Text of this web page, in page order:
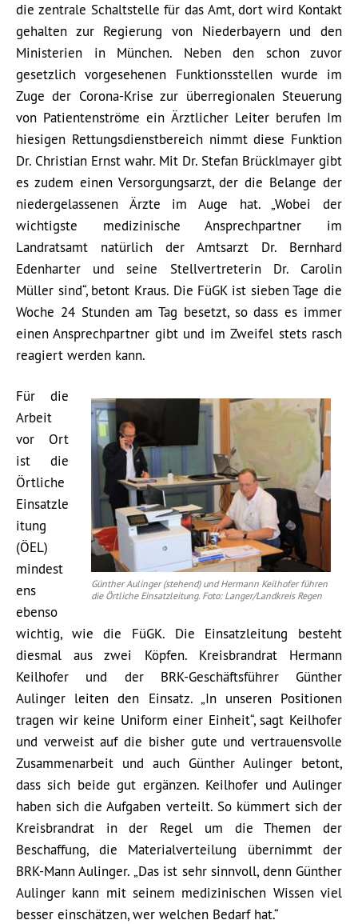
die zentrale Schaltstelle für das Amt, dort wird Kontakt
gehalten zur Regierung von Niederbayern und den
Ministerien in München. Neben den schon zuvor
gesetzlich vorgesehenen Funktionsstellen wurde im
Zuge der Corona-Krise zur überregionalen Steuerung
von Patientenströme ein Ärztlicher Leiter berufen Im
hiesigen Rettungsdienstbereich nimmt diese Funktion
Dr. Christian Ernst wahr. Mit Dr. Stefan Brücklmayer gibt
es zudem einen Versorgungsarzt, der die Belange der
niedergelassenen Ärzte im Auge hat. „Wobei der
wichtigste medizinische Ansprechpartner im
Landratsamt natürlich der Amtsarzt Dr. Bernhard
Edenharter und seine Stellvertreterin Dr. Carolin
Müller sind“, betont Kraus. Die FüGK ist sieben Tage die
Woche 24 Stunden am Tag besetzt, so dass es immer
einen Ansprechpartner gibt und im Zweifel stets rasch
reagiert werden kann.
Günther Aulinger (stehend) und Hermann Keilhofer führen
die Örtliche Einsatzleitung. Foto: Langer/Landkreis Regen
Für die
Arbeit
vor Ort
ist die
Örtliche
Einsatzle
itung
(ÖEL)
mindest
ens
ebenso
wichtig, wie die FüGK. Die Einsatzleitung besteht
diesmal aus zwei Köpfen. Kreisbrandrat Hermann
Keilhofer und der BRK-Geschäftsführer Günther
Aulinger leiten den Einsatz. „In unseren Positionen
tragen wir keine Uniform einer Einheit“, sagt Keilhofer
und verweist auf die bisher gute und vertrauensvolle
Zusammenarbeit und auch Günther Aulinger betont,
dass sich beide gut ergänzen. Keilhofer und Aulinger
haben sich die Aufgaben verteilt. So kümmert sich der
Kreisbrandrat in der Regel um die Themen der
Beschaffung, die Materialverteilung übernimmt der
BRK-Mann Aulinger. „Das ist sehr sinnvoll, denn Günther
Aulinger kann mit seinem medizinischen Wissen viel
besser einschätzen, wer welchen Bedarf hat.“